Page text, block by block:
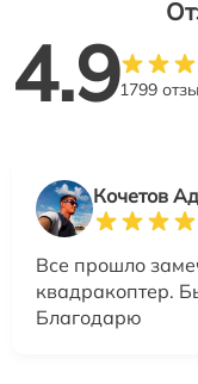
4.91799
Кочетов
Все прошло
квадракоптер.
Благодарю